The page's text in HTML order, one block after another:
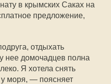
в крымских Саках на
предложение,
отдыхать
нее домочадцев полна
Я хотела снять
моря, — поясняет